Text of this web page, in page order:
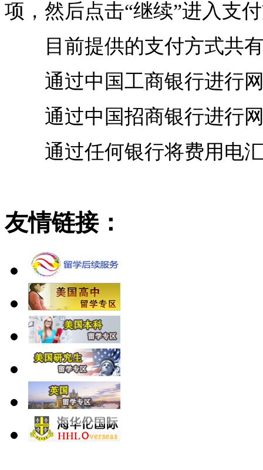
项，然后点击“继续”进入支
目前提供的支付方式共
通过中国工商银行进行
通过中国招商银行进行
通过任何银行将费用电汇
友情链接：